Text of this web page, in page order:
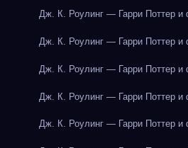
Дж. К. Роулинг — Гарри Поттер и
Дж. К. Роулинг — Гарри Поттер и
Дж. К. Роулинг — Гарри Поттер и
Дж. К. Роулинг — Гарри Поттер и
Дж. К. Роулинг — Гарри Поттер и